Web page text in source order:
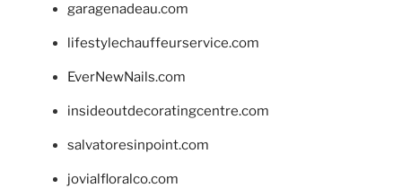
garagenadeau.com
lifestylechauffeurservice.com
EverNewNails.com
insideoutdecoratingcentre.com
salvatoresinpoint.com
jovialfloralco.com